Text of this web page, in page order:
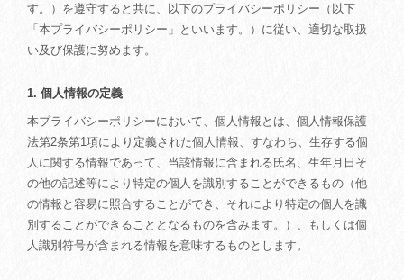
す。）を遵守すると共に、以下のプライバシーポリシー（以下
「本プライバシーポリシー」といいます。）に従い、適切な取扱
い及び保護に努めます。
1. 個人情報の定義
本プライバシーポリシーにおいて、個人情報とは、個人情報保護
法第2条第1項により定義された個人情報、すなわち、生存する個
人に関する情報であって、当該情報に含まれる氏名、生年月日そ
の他の記述等により特定の個人を識別することができるもの（他
の情報と容易に照合することができ、それにより特定の個人を識
別することができることとなるものを含みます。）、もしくは個
人識別符号が含まれる情報を意味するものとします。